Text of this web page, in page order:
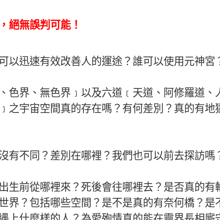
絕無誤判可能！
以迅速有效改善人的運途？誰可以使用元神宮
色界、無色界﹞以及六道﹝天道、阿修羅道、
之宇宙空間真的存在嗎？有何差別？真的有地
有不同？差別在哪裡？我們也可以前去探訪嗎
生前從哪裡來？死後會往哪裡去？是否真的有
界？包括哪些空間？是不是真的有奈何橋？是